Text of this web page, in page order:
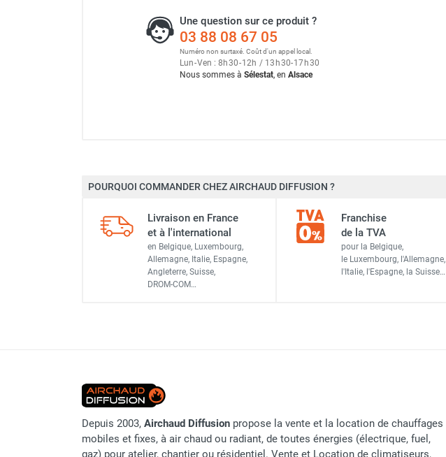
Aérotherme au fioul
Chauffage polycombustible / huile
Chauffage d'atelier fixe avec brûleur
Chauffage d'atelier granulés / bois /
Chaudière fixe à eau
Aérotherme fixe mural
Aérotherme électrique
Aérotherme au gaz
Aérotherme à eau chaude ou froide
Chauffage mobile électrique
Chauffage électrique soufflant
Chauffage haute température pour
étuvage industriel ou destruction
Une question sur ce produit ?
03 88 08 67 05
Numéro non surtaxé. Coût d'un appel local.
Lun-Ven : 8h30-12h / 13h30-17h30
Nous sommes à Sélestat, en Alsace
Marque Frico
Référence fournisseur 206870
Classement produit PIECES DETACHEES
POURQUOI COMMANDER CHEZ AIRCHAUD DIFFUSION ?
Livraison en France
et à l'international
en Belgique, Luxembourg,
Allemagne, Italie, Espagne,
Angleterre, Suisse,
DROM-COM…
Franchise
de la TVA
pour la Belgique,
le Luxembourg, l'Allemagne,
l'Italie, l'Espagne, la Suisse…
Depuis 2003, Airchaud Diffusion propose la vente et la location de chauffages
mobiles et fixes, à air chaud ou radiant, de toutes énergies (électrique, fuel,
gaz) pour atelier, chantier ou résidentiel. Vente et Location de climatiseurs,